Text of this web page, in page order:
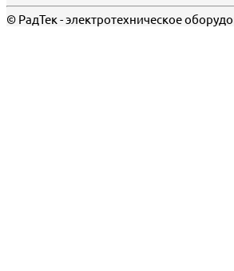
© РадТек - электротехническое